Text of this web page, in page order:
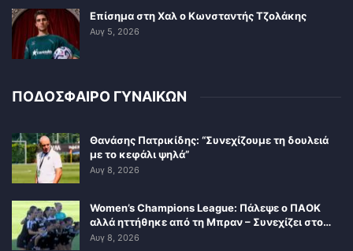
Επίσημα στη Χαλ ο Κωνσταντής Τζολάκης
Αυγ 5, 2026
ΠΟΔΟΣΦΑΙΡΟ ΓΥΝΑΙΚΩΝ
Θανάσης Πατρικίδης: “Συνεχίζουμε τη δουλειά
με το κεφάλι ψηλά”
Αυγ 8, 2026
Women’s Champions League: Πάλεψε ο ΠΑΟΚ
αλλά ηττήθηκε από τη Μπραν – Συνεχίζει στο…
Αυγ 8, 2026